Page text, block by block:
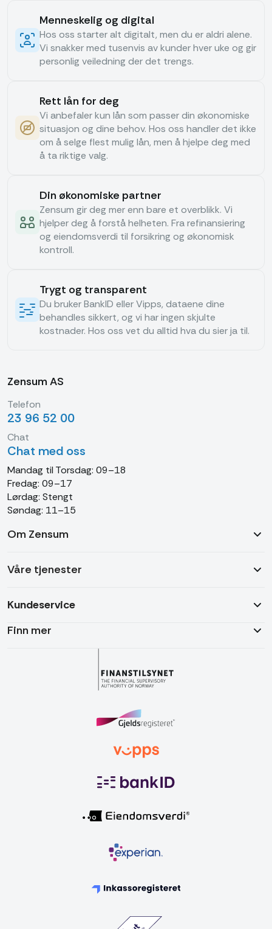
Menneskelig og digital
Hos oss starter alt digitalt, men du er aldri alene.
Vi snakker med tusenvis av kunder hver uke og gir
personlig veiledning der det trengs.
Rett lån for deg
Vi anbefaler kun lån som passer din økonomiske
situasjon og dine behov. Hos oss handler det ikke
om å selge flest mulig lån, men å hjelpe deg med
å ta riktige valg.
Din økonomiske partner
Zensum gir deg mer enn bare et overblikk. Vi
hjelper deg å forstå helheten. Fra refinansiering
og eiendomsverdi til forsikring og økonomisk
kontroll.
Trygt og transparent
Du bruker BankID eller Vipps, dataene dine
behandles sikkert, og vi har ingen skjulte
kostnader. Hos oss vet du alltid hva du sier ja til.
Kundeservice
Finn mer
Våre tjenester
Zensum AS
Telefon
23 96 52 00
Chat
Chat med oss
Mandag til Torsdag: 09–18
Fredag: 09–17
Lørdag: Stengt
Søndag: 11–15
Om Zensum